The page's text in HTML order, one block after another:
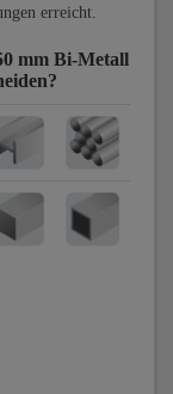
erreicht.
mm Bi-Metall